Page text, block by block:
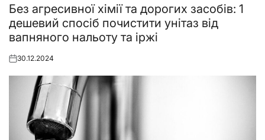
in
Без агресивної хімії та дорогих засобів: 1
дешевий спосіб почистити унітаз від
вапняного нальоту та іржі
Posted
30.12.2024